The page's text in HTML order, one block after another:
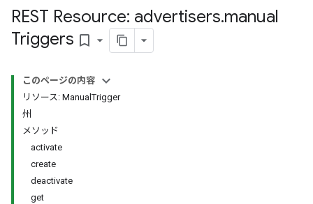
REST Resource: advertisers.manual
Triggers bookmark_border
このページの内容
リソース: ManualTrigger
州
メソッド
activate
create
deactivate
get